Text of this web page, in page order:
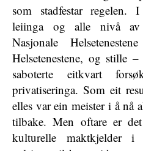
som stadfestar regelen.
leiinga og alle nivå av
Nasjonale
Helsetenestene, og stille
saboterte eitkvart
privatiseringa. Som eit
elles var ein meister i å nå
tilbake. Men oftare er
kulturelle maktkjelder i